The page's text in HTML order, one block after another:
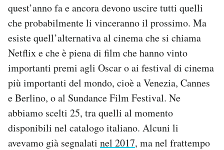
AREA PERSONALE
Area Personale
Newsletter
Notifiche mobile
Regala il Post
Hai bisogno di aiuto?
Esci
quest’anno fa e ancora devono uscire tutti quelli
che probabilmente li vinceranno il prossimo. Ma
esiste quell’alternativa al cinema che si chiama
Netflix e che è piena di film che hanno vinto
importanti premi agli Oscar o ai festival di cinema
più importanti del mondo, cioè a Venezia, Cannes
e Berlino, o al Sundance Film Festival. Ne
abbiamo scelti 25, tra quelli al momento
disponibili nel catalogo italiano. Alcuni li
avevamo già segnalati nel 2017, ma nel frattempo